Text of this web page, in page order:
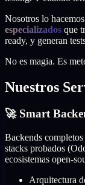
Nosotros lo
especializados que
ready, y generan
No es magia. Es
Nuestros
🚀 Smart
Backends
stacks probados
ecosistemas open-
Arquitectura